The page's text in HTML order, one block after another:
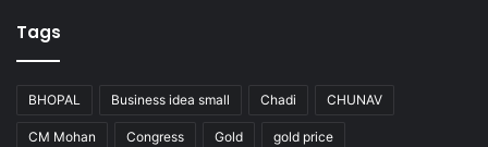
Tags
BHOPAL Business idea small Chadi CHUNAV
CM Mohan Congress Gold gold price